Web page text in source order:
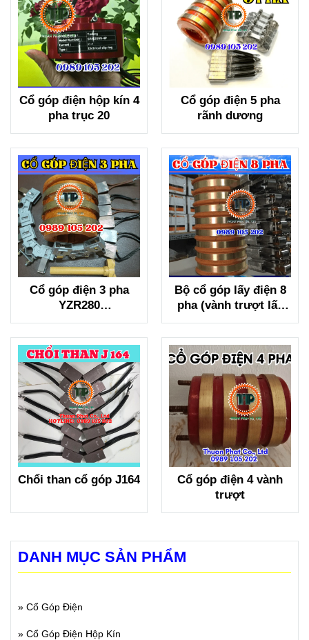
Cổ góp điện hộp kín 4
pha trục 20
Cổ góp điện 5 pha
rãnh dương
Cổ góp điện 3 pha
YZR280
(65x160x140mm)
Bộ cổ góp lấy điện 8
pha (vành trượt lấy
điện 8 pha)
Chổi than cổ góp J164
Cổ góp điện 4 vành
trượt
DANH MỤC SẢN PHẨM
» Cổ Góp Điện
» Cổ Góp Điện Hộp Kín